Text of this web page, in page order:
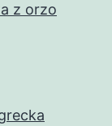
z orzo